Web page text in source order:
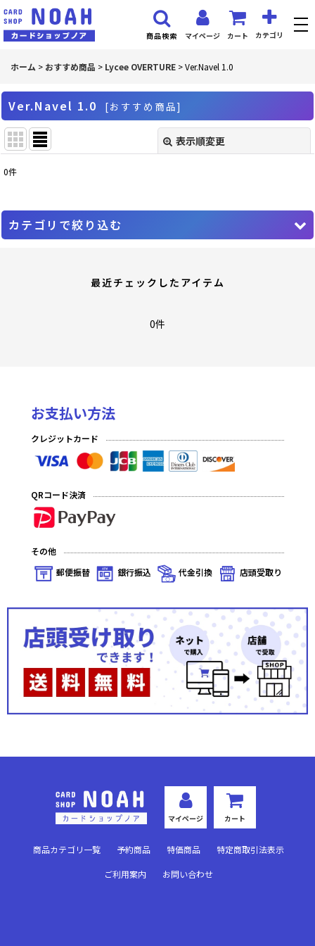
マイページ カート カテゴリ
商品検索
ホーム > おすすめ商品 > Lycee OVERTURE >Ver.Navel 1.0
Ver.Navel 1.0 [おすすめ商品]
表示順変更
並び順:
0件
カテゴリで絞り込む
Ver.Whirlpool 20th Anniversary & Finale!
Ver.ニトロオリジン 1.0
Ver.きゃべつそふと 1.0
Ver.ま〜まれぇど1.0
Ver.アミューズクラフト 1.0
Ver.ネクストン 3.0
Ver.アクアプラス 2.0
Ver.ゆずソフト 3.0
Ver.オーガスト 3.0
Ver.HOOKSOFT&SMEE&ASa Project
最近チェックしたアイテム
0件
お支払い方法
クレジットカード
QRコード決済
その他
郵便振替
銀行振込 代金引換 店頭受取り
マイページ カート
商品カテゴリ一覧 予約商品 特価商品 特定商取引法表示
ご利用案内 お問い合わせ